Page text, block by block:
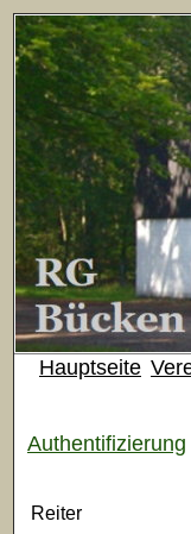
Hauptseite
Authentifizierung
Reiter